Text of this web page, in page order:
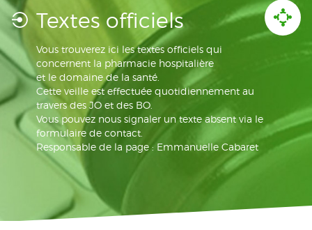
Textes officiels
Vous trouverez ici les textes officiels qui
concernent la pharmacie hospitalière
et le domaine de la santé.
Cette veille est effectuée quotidiennement au
travers des JO et des BO.
Vous pouvez nous signaler un texte absent via le
formulaire de contact.
Responsable de la page : Emmanuelle Cabaret